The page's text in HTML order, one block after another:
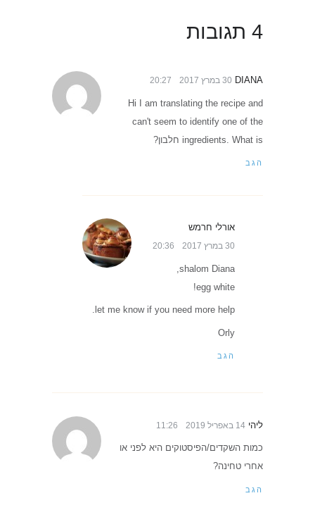
4 תגובות
DIANA 30 במרץ 2017 20:27
Hi I am translating the recipe and
can't seem to identify one of the
ingredients. What is חלבון?
הגב
אורלי חרמש
30 במרץ 2017 20:36
shalom Diana,
egg white!
let me know if you need more help.
Orly
הגב
ליהי 14 באפריל 2019 11:26
כמות השקדים/הפיסטוקים היא לפני או
אחרי טחינה?
הגב